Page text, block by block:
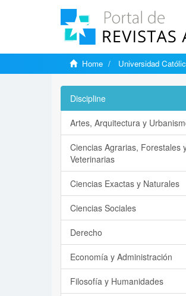
Home Universidad
Discipline
Artes, Arquitectura y
Ciencias Agrarias, Forestales
Veterinarias
Ciencias Exactas y Naturales
Ciencias Sociales
Derecho
Economía y Administración
Filosofía y Humanidades